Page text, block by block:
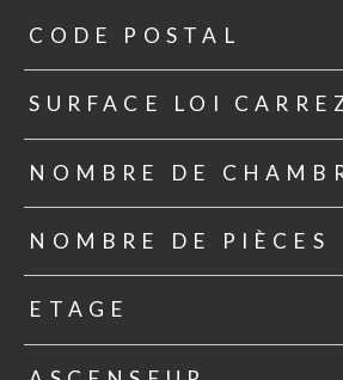
TRAD_ZEPHYR_Caracteristique
CODE POSTAL
SURFACE LOI
NOMBRE DE
NOMBRE DE PIÈCES
ETAGE